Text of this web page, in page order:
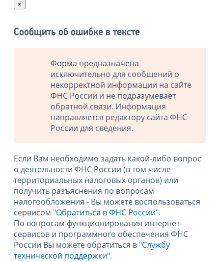
×
Сообщить об ошибке в тексте
Форма предназначена
исключительно для сообщений о
некорректной информации на сайте
ФНС России и не подразумевает
обратной связи. Информация
направляется редактору сайта ФНС
России для сведения.
Если Вам необходимо задать какой-либо вопрос
о деятельности ФНС России (в том числе
территориальных налоговых органов) или
получить разъяснения по вопросам
налогообложения - Вы можете воспользоваться
сервисом "Обратиться в ФНС России".
По вопросам функционирования интернет-
сервисов и программного обеспечения ФНС
России Вы можете обратиться в "Службу
технической поддержки".